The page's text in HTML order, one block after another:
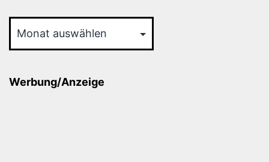
Werbung/Anzeige